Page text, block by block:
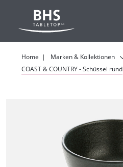
Home Marken & Kollektionen
COAST & COUNTRY - Schüssel rund